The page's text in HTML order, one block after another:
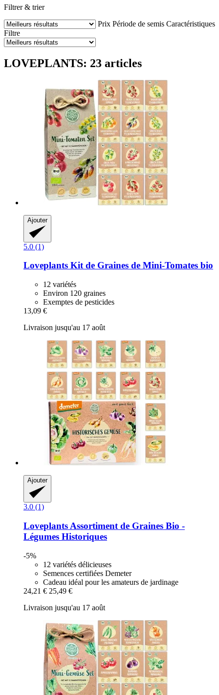
Filtrer & trier
Prix Période de semis Caractéristiques
Filtre
LOVEPLANTS: 23 articles
Ajouter
5.0 (1)
Loveplants Kit de Graines de Mini-​Tomates bio
12 variétés
Environ 120 graines
Exemptes de pesticides
13,09 €
Livraison jusqu'au 17 août
Ajouter
3.0 (1)
Loveplants Assortiment de Graines Bio -​
Légumes Historiques
-5%
12 variétés délicieuses
Semences certifiées Demeter
Cadeau idéal pour les amateurs de jardinage
24,21 € 25,49 €
Livraison jusqu'au 17 août